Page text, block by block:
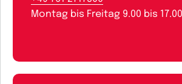
Montag bis Freitag 9.00 bis